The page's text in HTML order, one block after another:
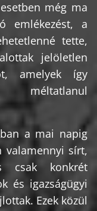
még ma
emlékezést, a
tette,
jelöletlen
amelyek így
méltatlanul
a mai napig
valamennyi sírt,
csak konkrét
és igazságügyi
Ezek közül